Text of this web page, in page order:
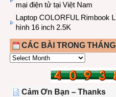
mại điện tử tại Việt Nam
Laptop COLORFUL Rimbook
hình 16 inch 2.5K
CÁC BÀI TRONG THÁNG
CÁC
THÁNG
Cảm Ơn Bạn – Thanks